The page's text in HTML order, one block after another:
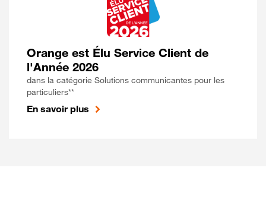
Orange est Élu Service Client de
l'Année 2026
dans la catégorie Solutions communicantes pour les
particuliers**
En savoir plus